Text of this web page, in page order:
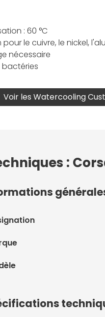
: 60 °C
le cuivre, le nickel,
nécessaire
Voir les Watercooling
: